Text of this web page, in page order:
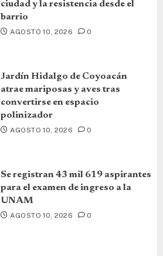
ciudad y la resistencia desde el
barrio
AGOSTO 10, 2026 0
Jardín Hidalgo de Coyoacán
atrae mariposas y aves tras
convertirse en espacio
polinizador
AGOSTO 10, 2026 0
Se registran 43 mil 619 aspirantes
para el examen de ingreso a la
UNAM
AGOSTO 10, 2026 0